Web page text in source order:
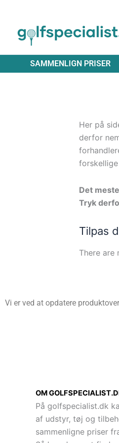
indholdet
SAMMENLIGN PRISER
Her på
derfor
Det
Tryk
Tilpas
There are
Vi er ved at opdatere
OM
På golfspecialist.dk
af udstyr, tøj og
sammenligne priser